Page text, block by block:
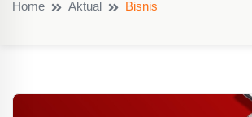
Home Aktual Bisnis